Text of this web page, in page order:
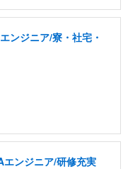
ンジニア/寮・社宅・
エンジニア/研修充実